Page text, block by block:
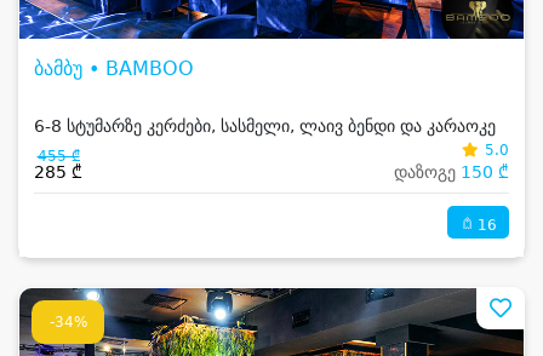
ბამბუ • BAMBOO
6-8 სტუმარზე კერძები, სასმელი, ლაივ ბენდი და კარაოკე
455 ₾
285 ₾
5.0
დაზოგე 150 ₾
16
-34%